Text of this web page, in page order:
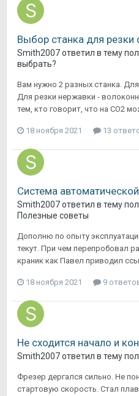
Выбор станка для
Smith2007ответил в тему
выбрать?
Вам нужно 2 разных станка.
Для резки нержавки -
тем, кто говорит, что на СО2
18 ноября 2021 13
Система
Smith2007ответил в тему
Полезные советы
Дополню по опыту
текут. При чем перепробовал
краник как Павел приводил
18 ноября 2021 9
Не сходится начало и
Smith2007ответил в тему
Фрезер дергался сильно. Не
стартовую скорость. Стал